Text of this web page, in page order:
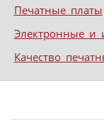
Печатные платы
Электронные и
Качество